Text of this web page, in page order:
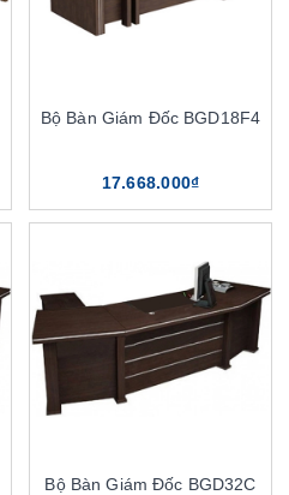
Bộ Bàn Giám Đốc BGD18F4
17.668.000₫
Bộ Bàn Giám Đốc BGD32C